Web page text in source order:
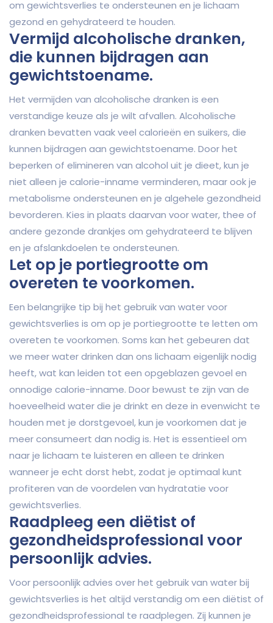
om gewichtsverlies te ondersteunen en je lichaam
gezond en gehydrateerd te houden.
Vermijd alcoholische dranken,
die kunnen bijdragen aan
gewichtstoename.
Het vermijden van alcoholische dranken is een
verstandige keuze als je wilt afvallen. Alcoholische
dranken bevatten vaak veel calorieën en suikers, die
kunnen bijdragen aan gewichtstoename. Door het
beperken of elimineren van alcohol uit je dieet, kun je
niet alleen je calorie-inname verminderen, maar ook je
metabolisme ondersteunen en je algehele gezondheid
bevorderen. Kies in plaats daarvan voor water, thee of
andere gezonde drankjes om gehydrateerd te blijven
en je afslankdoelen te ondersteunen.
Let op je portiegrootte om
overeten te voorkomen.
Een belangrijke tip bij het gebruik van water voor
gewichtsverlies is om op je portiegrootte te letten om
overeten te voorkomen. Soms kan het gebeuren dat
we meer water drinken dan ons lichaam eigenlijk nodig
heeft, wat kan leiden tot een opgeblazen gevoel en
onnodige calorie-inname. Door bewust te zijn van de
hoeveelheid water die je drinkt en deze in evenwicht te
houden met je dorstgevoel, kun je voorkomen dat je
meer consumeert dan nodig is. Het is essentieel om
naar je lichaam te luisteren en alleen te drinken
wanneer je echt dorst hebt, zodat je optimaal kunt
profiteren van de voordelen van hydratatie voor
gewichtsverlies.
Raadpleeg een diëtist of
gezondheidsprofessional voor
persoonlijk advies.
Voor persoonlijk advies over het gebruik van water bij
gewichtsverlies is het altijd verstandig om een diëtist of
gezondheidsprofessional te raadplegen. Zij kunnen je